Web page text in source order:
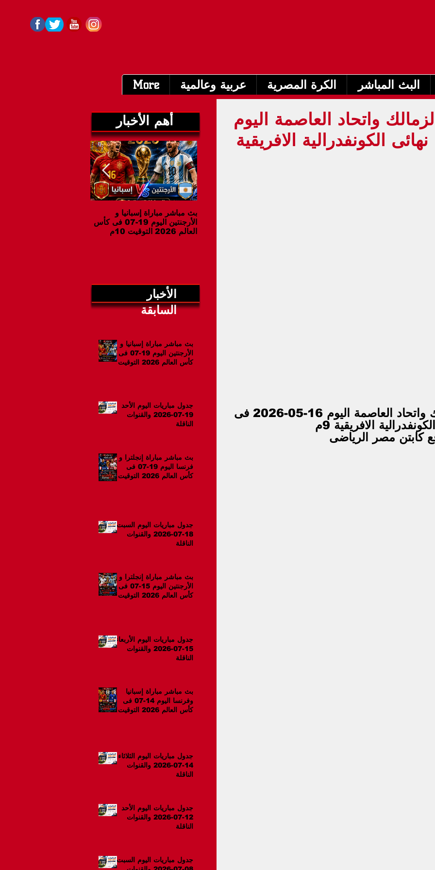
البث المباشر الكرة المصرية عربية وعالمية More
أهم الأخبار
بث مباشر مباراة إسبانيا و
الأرجنتين اليوم 19-07 فى كأس
العالم 2026 التوقيت 10م
الأخبار
السابقة
بث مباشر مباراة إسبانيا و
الأرجنتين اليوم 19-07 فى
كأس العالم 2026 التوقيت
جدول مباريات اليوم الأحد
19-07-2026 والقنوات
الناقلة
بث مباشر مباراة إنجلترا و
فرنسا اليوم 19-07 فى
كأس العالم 2026 التوقيت
جدول مباريات اليوم السبت
18-07-2026 والقنوات
الناقلة
بث مباشر مباراة إنجلترا و
الأرجنتين اليوم 15-07 فى
كأس العالم 2026 التوقيت
جدول مباريات اليوم الأربعاء
15-07-2026 والقنوات
الناقلة
بث مباشر مباراة إسبانيا
وفرنسا اليوم 14-07 فى
كأس العالم 2026 التوقيت
جدول مباريات اليوم الثلاثاء
14-07-2026 والقنوات
الناقلة
جدول مباريات اليوم الأحد
12-07-2026 والقنوات
الناقلة
جدول مباريات اليوم السبت
واتحاد العاصمة اليوم
فى نهائى الكونفدرالية الافريقية
بث مباشر مباراة الزمالك واتحاد العاصمة اليوم 16-05-2026 فى
الافريقية 9م
كابتن مصر الرياضى